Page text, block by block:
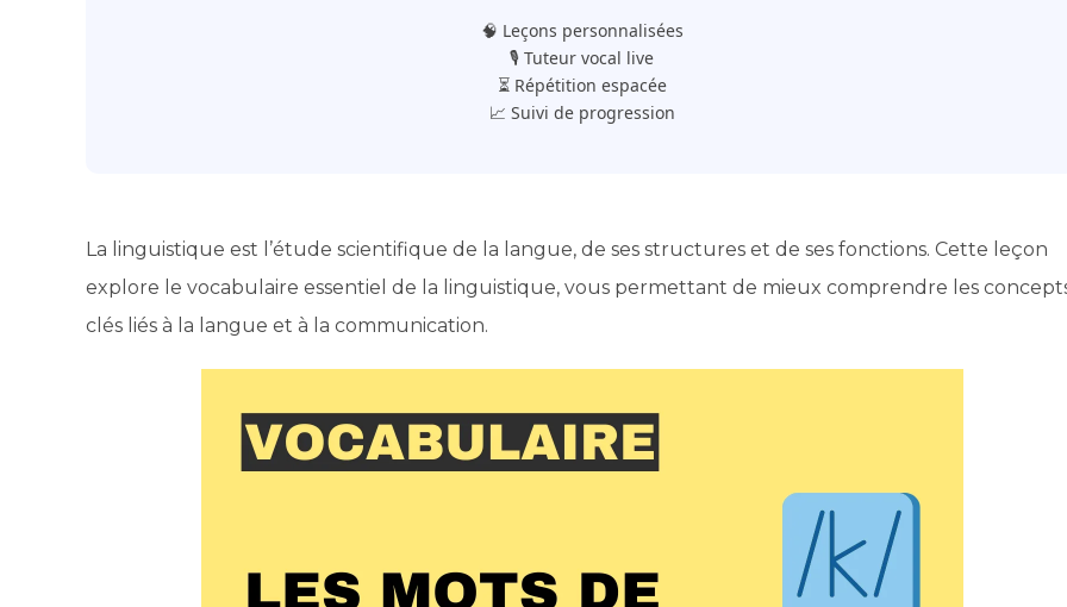
🧠 Leçons personnalisées
🎙️ Tuteur vocal live
⏳ Répétition espacée
📈 Suivi de progression
La linguistique est l’étude scientifique de la langue, de ses structures et de ses fonctions. Cette leçon
explore le vocabulaire essentiel de la linguistique, vous permettant de mieux comprendre les
clés liés à la langue et à la communication.